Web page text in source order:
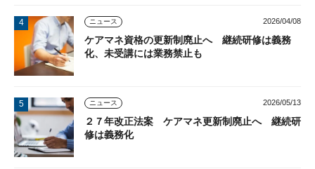
ニュース 2026/04/08
ケアマネ資格の更新制廃止へ 継続研修は義務
化、未受講には業務禁止も
ニュース 2026/05/13
２７年改正法案 ケアマネ更新制廃止へ 継続研
修は義務化